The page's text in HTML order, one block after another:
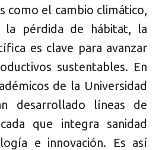
como el cambio climático,
la pérdida de hábitat, la
es clave para avanzar
sustentables. En
de la Universidad
desarrollado líneas de
que integra sanidad
e innovación. Es así